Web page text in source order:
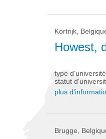
Kortrijk,
Howest,
type
statut
plus
Brugge,